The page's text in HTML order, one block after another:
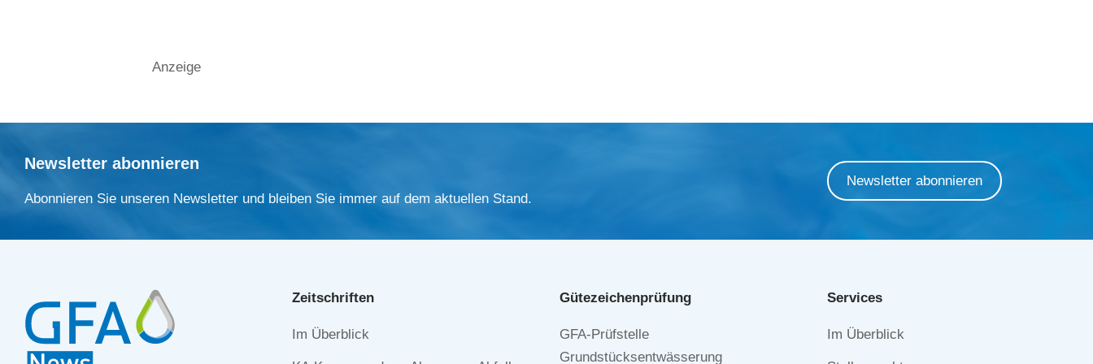
Anzeige
Newsletter abonnieren
Abonnieren Sie unseren Newsletter und bleiben Sie immer auf dem aktuellen Stand.
Newsletter abonnieren
Zeitschriften
Navigation
Im Überblick
Gütezeichen­prüfung
Navigation
überspringen
GFA-Prüfstelle
Grundstücksentwässerung
Services
Navigation
Im Überblick